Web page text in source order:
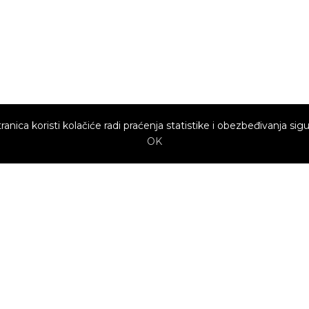
koristi kolačiće radi praćenja statistike i obezbeđivanja
OK